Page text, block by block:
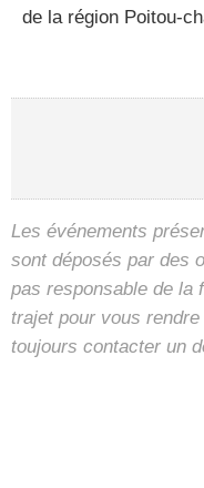
de la région Poitou-
Les événements
sont déposés par des
pas responsable de la
trajet pour vous
toujours contacter un